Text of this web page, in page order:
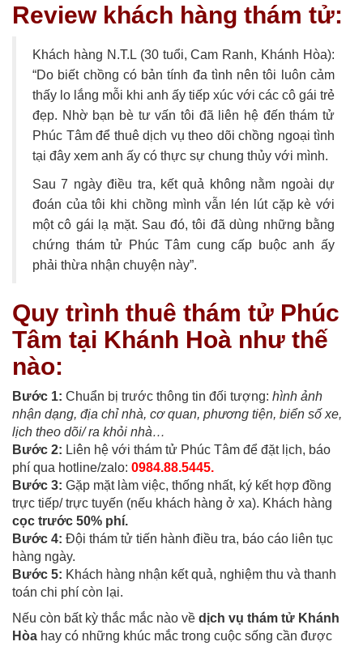
Review khách hàng thám tử:
Khách hàng N.T.L (30 tuổi, Cam Ranh, Khánh Hòa):
“Do biết chồng có bản tính đa tình nên tôi luôn cảm
thấy lo lắng mỗi khi anh ấy tiếp xúc với các cô gái trẻ
đẹp. Nhờ bạn bè tư vấn tôi đã liên hệ đến thám tử
Phúc Tâm để thuê dịch vụ theo dõi chồng ngoại tình
tại đây xem anh ấy có thực sự chung thủy với mình.
Sau 7 ngày điều tra, kết quả không nằm ngoài dự
đoán của tôi khi chồng mình vẫn lén lút cặp kè với
một cô gái lạ mặt. Sau đó, tôi đã dùng những bằng
chứng thám tử Phúc Tâm cung cấp buộc anh ấy
phải thừa nhận chuyện này”.
Quy trình thuê thám tử Phúc
Tâm tại Khánh Hoà như thế
nào:
Bước 1: Chuẩn bị trước thông tin đối tượng: hình ảnh
nhận dạng, địa chỉ nhà, cơ quan, phương tiện, biển số xe,
lịch theo dõi/ ra khỏi nhà…
Bước 2: Liên hệ với thám tử Phúc Tâm để đặt lịch, báo
phí qua hotline/zalo: 0984.88.5445.
Bước 3: Gặp mặt làm việc, thống nhất, ký kết hợp đồng
trực tiếp/ trực tuyến (nếu khách hàng ở xa). Khách hàng
cọc trước 50% phí.
Bước 4: Đội thám tử tiến hành điều tra, báo cáo liên tục
hàng ngày.
Bước 5: Khách hàng nhận kết quả, nghiệm thu và thanh
toán chi phí còn lại.
Nếu còn bất kỳ thắc mắc nào về dịch vụ thám tử Khánh
Hòa hay có những khúc mắc trong cuộc sống cần được